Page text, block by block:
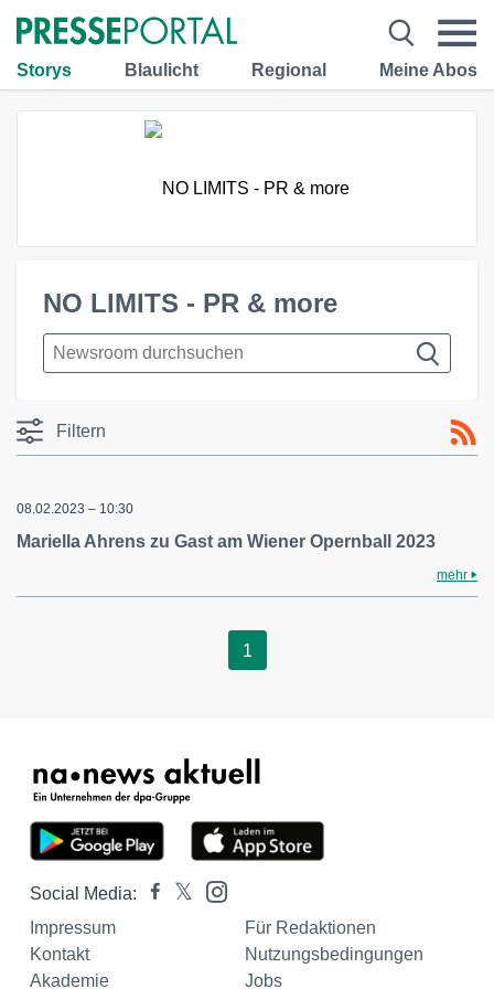
Storys Blaulicht Regional Meine Abos
NO LIMITS - PR & more
Filtern
08.02.2023 – 10:30
Mariella Ahrens zu Gast am Wiener Opernball 2023
mehr
1
Social Media:
Impressum
Für Redaktionen
Kontakt
Nutzungsbedingungen
Akademie
Jobs